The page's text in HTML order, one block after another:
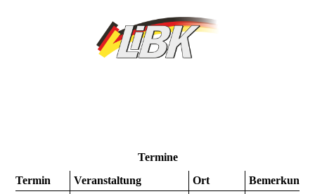
Termine
Termin
Veranstaltung Ort
Bemerkung/